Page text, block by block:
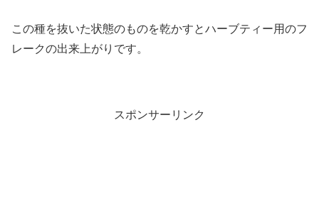
この種を抜いた状態のものを乾かすとハーブティー用のフ
レークの出来上がりです。
スポンサーリンク